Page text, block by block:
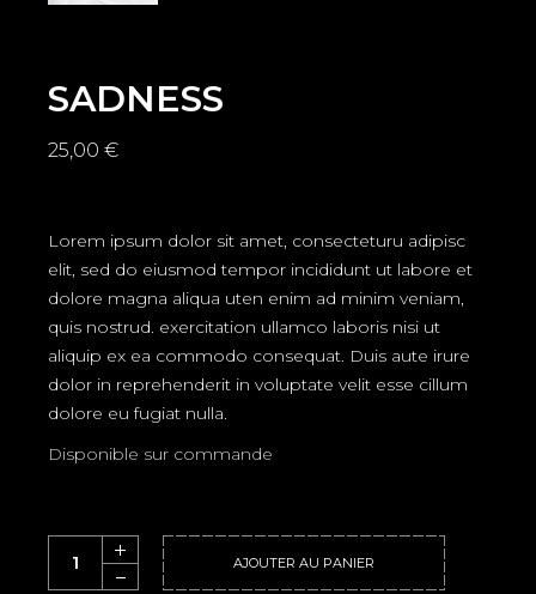
SADNESS
25,00€
Lorem ipsum dolor sit amet, consecteturu adipisc
elit, sed do eiusmod tempor incididunt ut labore et
dolore magna aliqua uten enim ad minim veniam,
quis nostrud. exercitation ullamco laboris nisi ut
aliquip ex ea commodo consequat. Duis aute irure
dolor in reprehenderit in voluptate velit esse cillum
dolore eu fugiat nulla.
Disponible sur commande
Sadness quantity
AJOUTER AU PANIER